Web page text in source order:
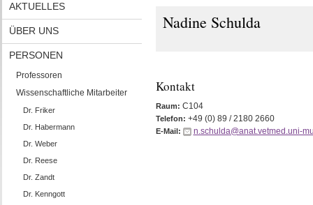
AKTUELLES
ÜBER UNS
PERSONEN
Professoren
Wissenschaftliche Mitarbeiter
Dr. Friker
Dr. Habermann
Dr. Weber
Dr. Reese
Dr. Zandt
Dr. Kenngott
Nadine Schulda
Kontakt
Raum: C104
Telefon: +49 (0) 89 / 2180 2660
E-Mail: n.schulda@anat.vetmed.uni-